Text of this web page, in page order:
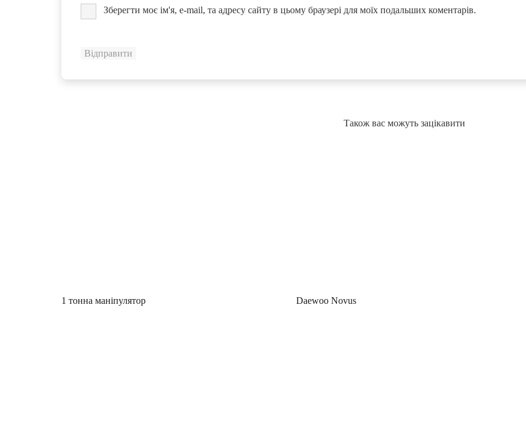
Зберегти моє ім'я, e-mail, та адресу сайту в цьому браузері для моїх подальших коментарів.
Також вас можуть зацікавити
1 тонна маніпулятор Daewoo Novus